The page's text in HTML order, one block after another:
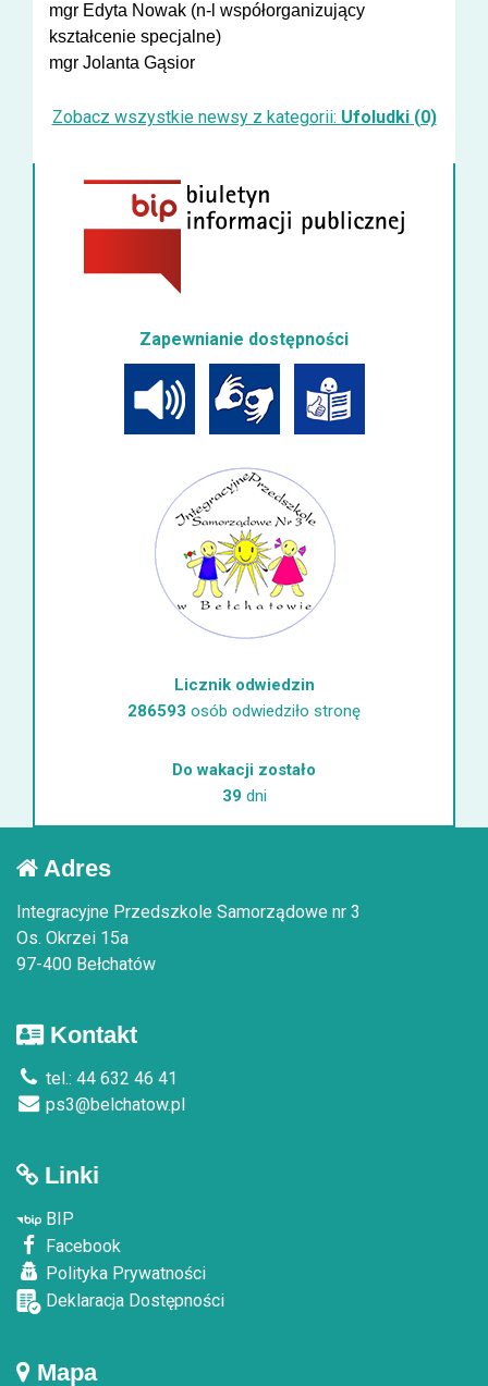
mgr Edyta Nowak (n-l współorganizujący
kształcenie specjalne)
mgr Jolanta Gąsior
Zobacz wszystkie newsy z kategorii: Ufoludki (0)
Zapewnianie dostępności
Licznik odwiedzin
286593 osób odwiedziło stronę
Do wakacji zostało
39dni
Adres
Integracyjne Przedszkole Samorządowe nr 3
Os. Okrzei 15a
97-400 Bełchatów
Kontakt
tel.: 44 632 46 41
ps3@belchatow.pl
Linki
BIP
Facebook
Polityka Prywatności
Deklaracja Dostępności
Mapa